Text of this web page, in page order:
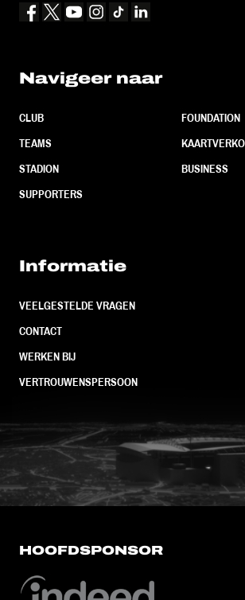
Navigeer naar
CLUB
TEAMS
STADION
SUPPORTERS
FOUNDATION
BUSINESS
Informatie
VEELGESTELDE VRAGEN
CONTACT
WERKEN BIJ
VERTROUWENSPERSOON
FC
HOOFDSPONSOR